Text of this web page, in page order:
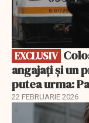
EXCLUSIV
angajați și un
putea urma:
22 FEBRUARIE 2026
EXCLUSIV